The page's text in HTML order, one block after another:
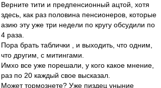
Верните тити и предпенсионный ацтой, хотя
здесь, как раз половина пенсионеров, которые
азию эту уже три недели по кругу обсудили по
4 раза.
Пора брать таблички , и выходить, что одним,
что другим, с митингами.
Имхо все уже порешали, у кого какое мнение,
раз по 20 каждый свое высказал.
Может тормознете? Уже пиздец уныние